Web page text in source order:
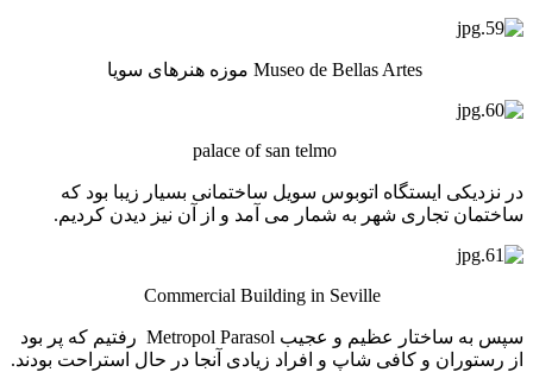
Museo de Bellas Artes موزه هنرهای سویا
palace of san telmo
در نزدیکی ایستگاه اتوبوس سویل ساختمانی بسیار زیبا بود که
ساختمان تجاری شهر به شمار می آمد و از آن نیز دیدن کردیم.
Commercial Building in Seville
سپس به ساختار عظیم و عجیب Metropol Parasol رفتیم که پر بود
از رستوران و کافی شاپ و افراد زیادی آنجا در حال استراحت بودند.